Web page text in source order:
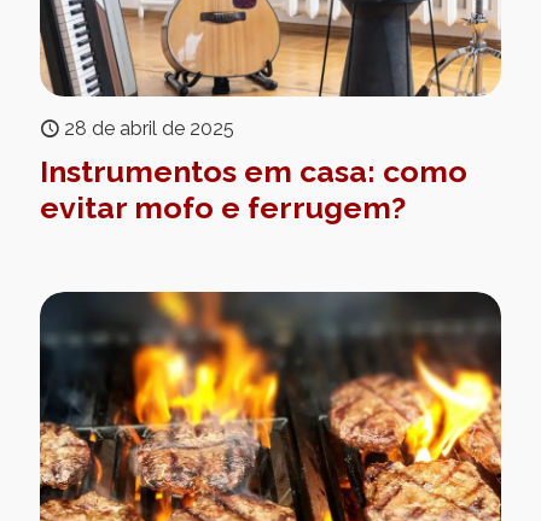
28 de abril de 2025
Instrumentos em casa: como
evitar mofo e ferrugem?